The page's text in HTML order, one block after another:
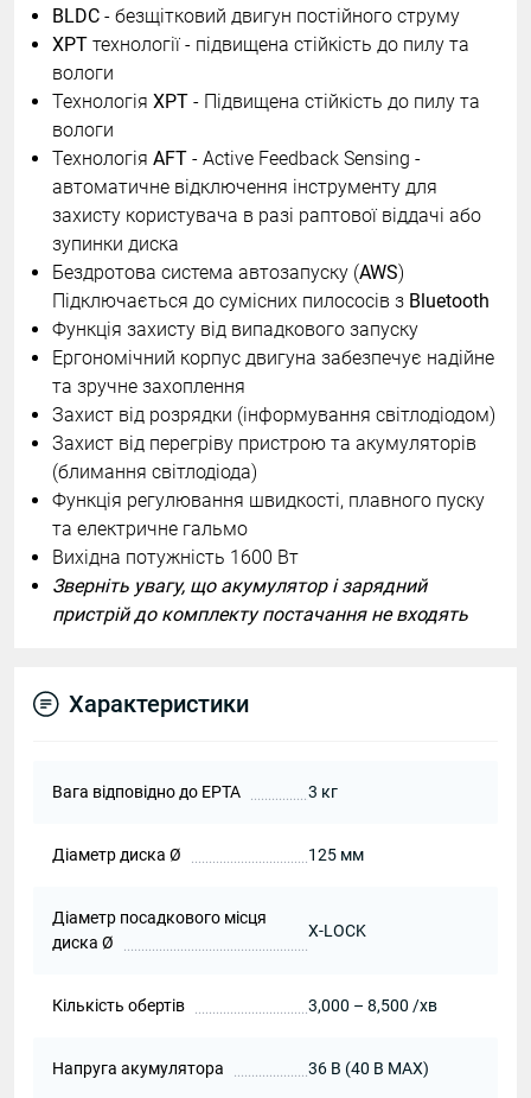
BLDC - безщітковий двигун постійного струму
XPT технології - підвищена стійкість до пилу та
вологи
Технологія XPT - Підвищена стійкість до пилу та
вологи
Технологія AFT - Active Feedback Sensing -
автоматичне відключення інструменту для
захисту користувача в разі раптової віддачі або
зупинки диска
Бездротова система автозапуску (AWS)
Підключається до сумісних пилососів з Bluetooth
Функція захисту від випадкового запуску
Ергономічний корпус двигуна забезпечує надійне
та зручне захоплення
Захист від розрядки (інформування світлодіодом)
Захист від перегріву пристрою та акумуляторів
(блимання світлодіода)
Функція регулювання швидкості, плавного пуску
та електричне гальмо
Вихідна потужність 1600 Вт
Зверніть увагу, що акумулятор і зарядний
пристрій до комплекту постачання не входять
Характеристики
Вага відповідно до EPTA 3 кг
Діаметр диска Ø 125 мм
Діаметр посадкового місця
диска Ø
X-LOCK
Кількість обертів 3,000 – 8,500 /хв
Напруга акумулятора 36 В (40 В MAX)